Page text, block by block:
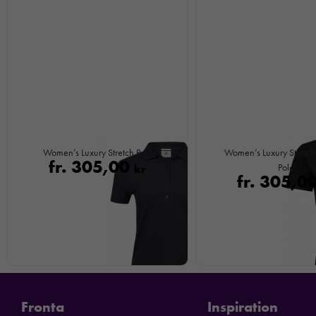
Women’s Luxury Stretch Polo
fr. 305,00
Women’s Luxury
Polo
fr. 305,00
Fronta Inspiration